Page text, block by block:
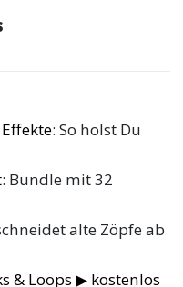
: So holst Du
: Bundle mit 32
alte Zöpfe ab
& Loops ▶ kostenlos